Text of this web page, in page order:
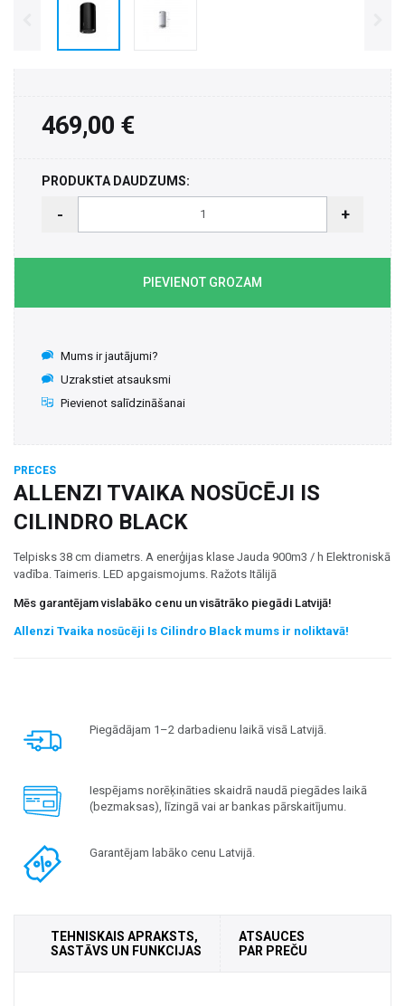
469,00 €
PRODUKTA DAUDZUMS:
- +
PIEVIENOT GROZAM
Mums ir jautājumi?
Uzrakstiet atsauksmi
Pievienot salīdzināšanai
PRECES
ALLENZI TVAIKA NOSŪCĒJI IS
CILINDRO BLACK
Telpisks 38 cm diametrs. A enerģijas klase Jauda 900m3 / h Elektroniskā
vadība. Taimeris. LED apgaismojums. Ražots Itālijā
Mēs garantējam vislabāko cenu un visātrāko piegādi Latvijā!
Allenzi Tvaika nosūcēji Is Cilindro Black mums ir noliktavā!
Piegādājam 1–2 darbadienu laikā visā Latvijā.
Iespējams norēķināties skaidrā naudā piegādes laikā
(bezmaksas), līzingā vai ar bankas pārskaitījumu.
Garantējam labāko cenu Latvijā.
TEHNISKAIS APRAKSTS,
SASTĀVS UN FUNKCIJAS
ATSAUCES
PAR PREČU